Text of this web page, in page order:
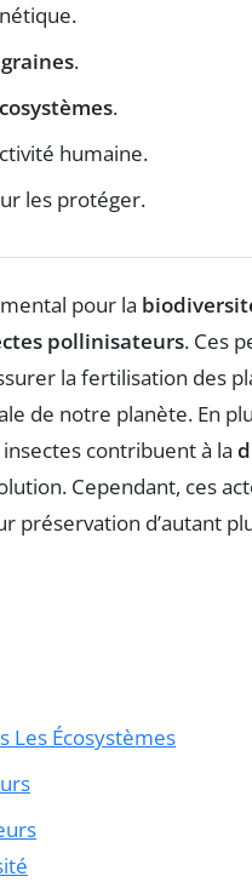
graines.
.
humaine.
les protéger.
pour la
pollinisateurs. Ces
la fertilisation des
de notre planète. En
contribuent à la
Cependant, ces
préservation d’autant
Les Écosystèmes